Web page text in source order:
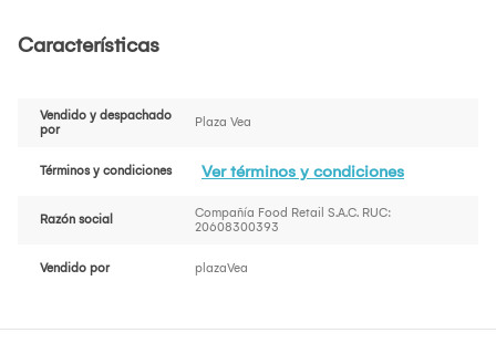
Características
Vendido y despachado
por
Plaza Vea
Términos y condiciones Ver términos y condiciones
Razón social
Compañía Food Retail S.A.C. RUC:
20608300393
Vendido por plazaVea